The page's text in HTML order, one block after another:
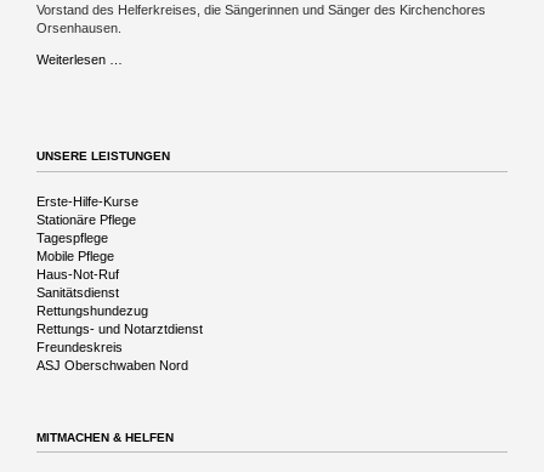
Vorstand des Helferkreises, die Sängerinnen und Sänger des Kirchenchores
Orsenhausen.
Weiterlesen …
UNSERE LEISTUNGEN
Navigation
überspringen
Erste-Hilfe-Kurse
Stationäre Pflege
Tagespflege
Mobile Pflege
Haus-Not-Ruf
Sanitätsdienst
Rettungshundezug
Rettungs- und Notarztdienst
Freundeskreis
ASJ Oberschwaben Nord
MITMACHEN & HELFEN